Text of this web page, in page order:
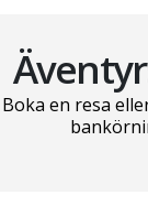
Boka en resa